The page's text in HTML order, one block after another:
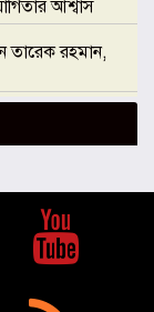
আশ্বাস
তারেক রহমান,
আন্তর্জাতিক
ইতিহাসের
বিক্রম
বাহক: তথ্যমন্ত্রী